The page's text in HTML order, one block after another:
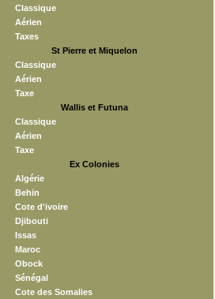
Classique
Aérien
Taxes
St Pierre et Miquelon
Classique
Aérien
Taxe
Wallis et Futuna
Classique
Aérien
Taxe
Ex Colonies
Algérie
Behin
Cote d'ivoire
Djibouti
Issas
Maroc
Obock
Sénégal
Cote des Somalies